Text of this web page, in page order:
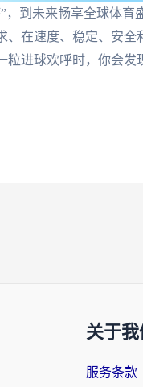
，到未来畅享全球体
、在速度、稳定、安
进球欢呼时，你会发
关于我
服务条款